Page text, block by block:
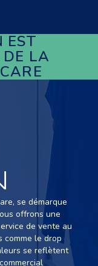
EST
DE LA
se démarque
offrons une
de vente au
le drop
se reflètent